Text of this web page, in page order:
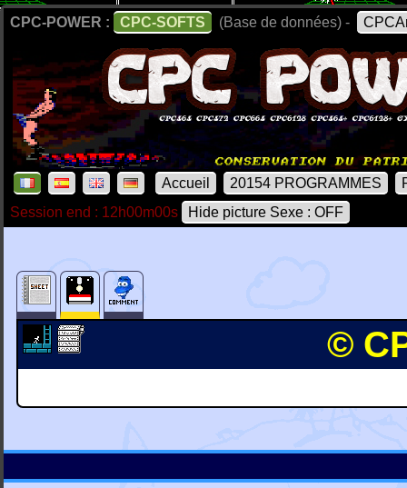
CPC-POWER : CPC-SOFTS (Base de données) -
Accueil 20154 PROGRAMMES
Session end : 12h00m00s
Hide picture Sexe : OFF
©